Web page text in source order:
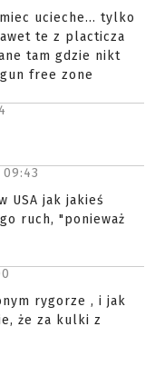
ucieche... tylko
te z placticza
tam gdzie nikt
free zone
09:43
USA jak jakieś
ruch, "ponieważ
rygorze , i jak
że za kulki z